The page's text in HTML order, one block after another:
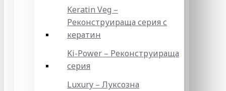
Keratin Veg –
Реконструираща серия с
кератин
Ki-Power – Реконструираща
серия
Luxury – Луксозна